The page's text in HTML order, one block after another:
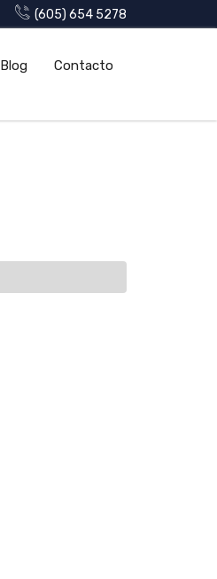
(605) 654 5278
Blog Contacto